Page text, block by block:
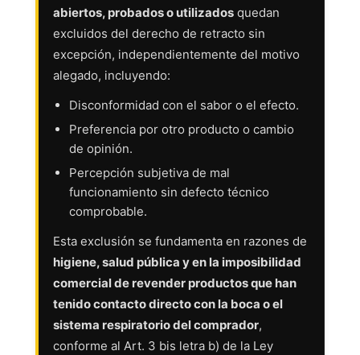
abiertos, probados o utilizados quedan
excluidos del derecho de retracto sin
excepción, independientemente del motivo
alegado, incluyendo:
Disconformidad con el sabor o el efecto.
Preferencia por otro producto o cambio
de opinión.
Percepción subjetiva de mal
funcionamiento sin defecto técnico
comprobable.
Esta exclusión se fundamenta en razones de
higiene, salud pública y en la imposibilidad
comercial de revender productos que han
tenido contacto directo con la boca o el
sistema respiratorio del comprador,
conforme al Art. 3 bis letra b) de la Ley